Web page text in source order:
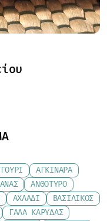
ΑΓΚΙΝΆΡΑ
ΑΝΘΌΤΥΡΟ
ΑΧΛΆΔΙ
ΒΑΣΙΛΙΚΌΣ
ΓΆΛΑ ΚΑΡΎΔΑΣ